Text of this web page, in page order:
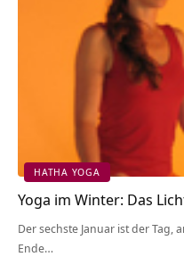
HATHA YOGA
Yoga im Winter: Das
Der sechste Januar ist der
Ende…